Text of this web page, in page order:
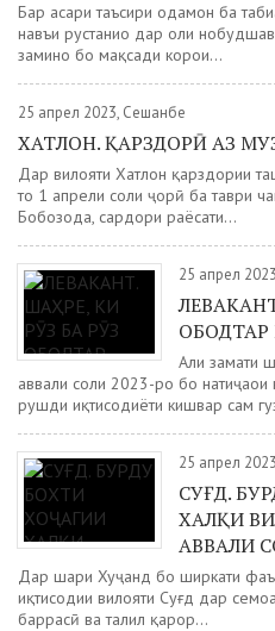
Бар асари таъсири одамон ба
навъи рустаниҳо дар ҳоли
заминҳо бо мақсади корҳои...
25 апрел 2023, Сешанбе
ХАТЛОН. ҚАРЗДОРӢ АЗ
Дар вилояти Хатлон қарздории
то 1 апрели соли ҷорӣ ба таври
Бобозода, сардори раёсати...
25 апрел
Аҳли заҳмати
аввали соли 2023-ро бо
рушди иқтисодиёти кишвар саҳм
25 апрел
СУҒД.
ХАЛҚИ
АВВАЛИ
Дар шаҳри Хуҷанд бо ширкати
иқтисодии вилояти Суғд дар
баррасӣ ва таҳлил қарор...